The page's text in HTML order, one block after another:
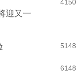
150
4
迎又一
148
5
148
6